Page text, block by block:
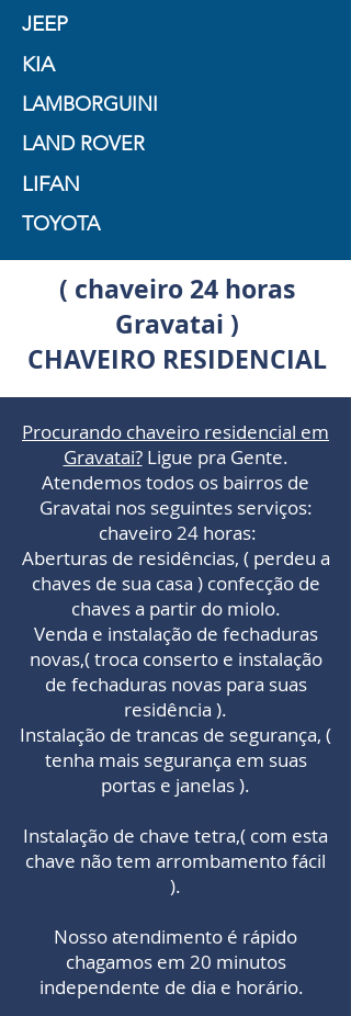
JEEP
KIA
LAMBORGUINI
LAND ROVER
LIFAN
TOYOTA
( chaveiro 24 horas
Gravatai )
CHAVEIRO RESIDENCIAL
Procurando chaveiro residencial em
Gravatai?Ligue pra Gente.
Atendemos todos os bairros de
Gravatai nos seguintes serviços:
chaveiro 24 horas:
Aberturas de residências, ( perdeu a
chaves de sua casa ) confecção de
chaves a partir do miolo.
Venda e instalação de fechaduras
novas,( troca conserto e instalação
de fechaduras novas para suas
residência ).
Instalação de trancas de segurança, (
tenha mais segurança em suas
portas e janelas ).
Instalação de chave tetra,( com esta
chave não tem arrombamento fácil
).
Nosso atendimento é rápido
chagamos em 20 minutos
independente de dia e horário. ​